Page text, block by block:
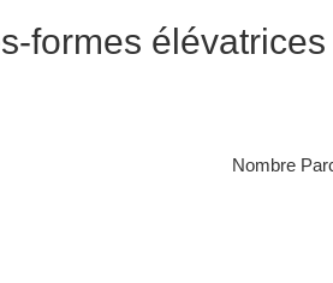
formes
Nombre